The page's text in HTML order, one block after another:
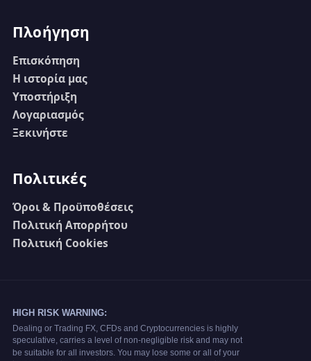
Πλοήγηση
Επισκόπηση
Η ιστορία μας
Υποστήριξη
Λογαριασμός
Ξεκινήστε
Πολιτικές
Όροι & Προϋποθέσεις
Πολιτική Απορρήτου
Πολιτική Cookies